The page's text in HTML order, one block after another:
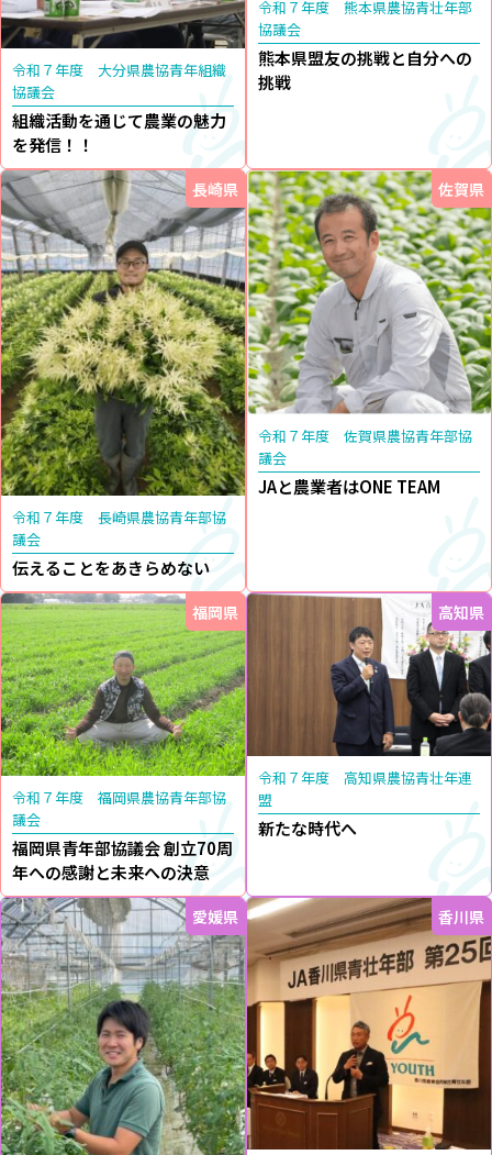
令和７年度 大分県農協青年組織
協議会
組織活動を通じて農業の魅力
を発信！！
令和７年度 熊本県農協青壮年部
協議会
熊本県盟友の挑戦と自分への
挑戦
長崎県
令和７年度 長崎県農協青年部協
議会
伝えることをあきらめない
佐賀県
令和７年度 佐賀県農協青年部協
議会
JAと農業者はONE TEAM
福岡県
令和７年度 福岡県農協青年部協
議会
福岡県青年部協議会 創立70周
年への感謝と未来への決意
高知県
令和７年度 高知県農協青壮年連
盟
新たな時代へ
愛媛県 香川県